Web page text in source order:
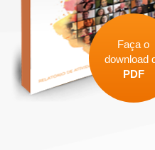
Faça o
download
PDF